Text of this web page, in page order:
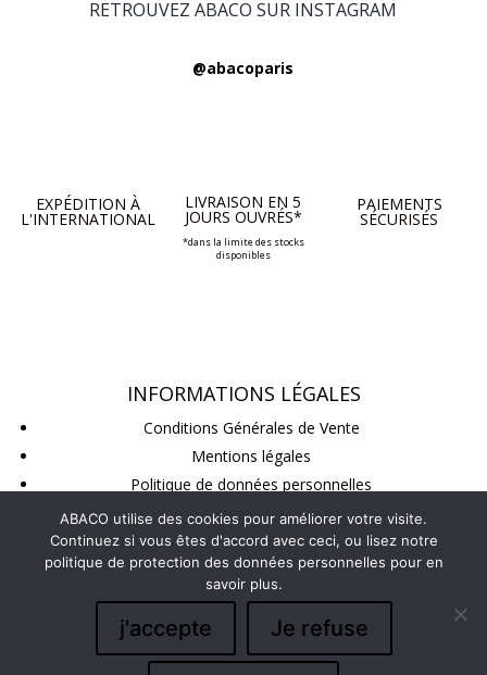
RETROUVEZ ABACO SUR INSTAGRAM
@abacoparis
EXPÉDITION À
L'INTERNATIONAL
LIVRAISON EN 5
JOURS OUVRÉS*
*dans la limite des stocks
disponibles
PAIEMENTS
SÉCURISÉS
INFORMATIONS LÉGALES
Conditions Générales de Vente
Mentions légales
Politique de données personnelles
Conditions de retour
SUIVEZ-NOUS
ABACO utilise des cookies pour améliorer votre visite.
Continuez si vous êtes d'accord avec ceci, ou lisez notre
politique de protection des données personnelles pour en
savoir plus.
j'accepte Je refuse